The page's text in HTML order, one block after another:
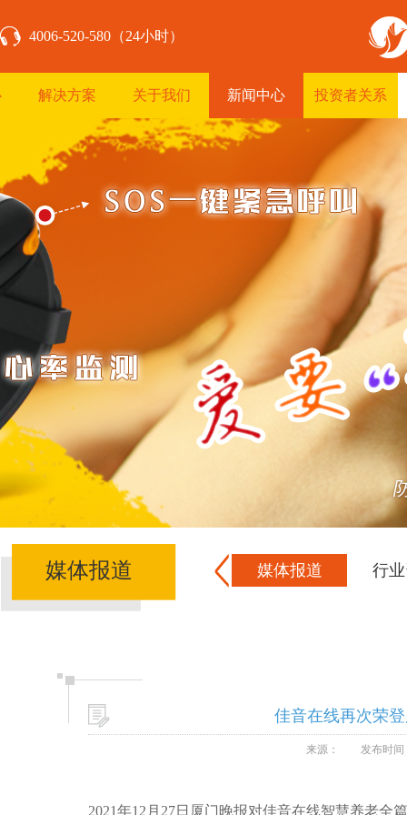
4006-520-580（24小时）
解决方案 关于我们 新闻中心 投资者关系
媒体报道 媒体报道 行
佳音在线再次荣
来源： 发布时
2021年12月27日厦门晚报对佳音在线智慧养老